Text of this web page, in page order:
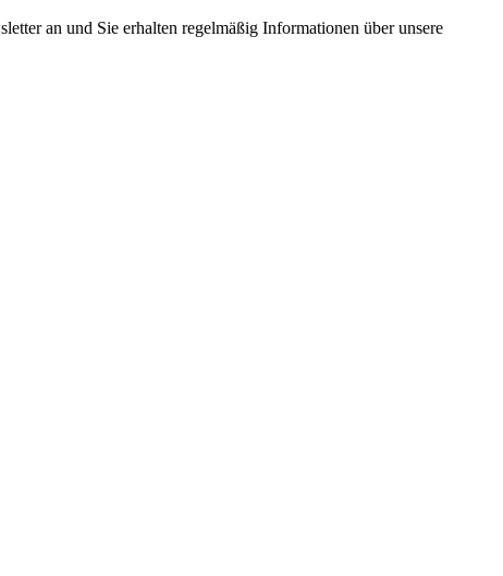
an und Sie erhalten regelmäßig Informationen über unsere